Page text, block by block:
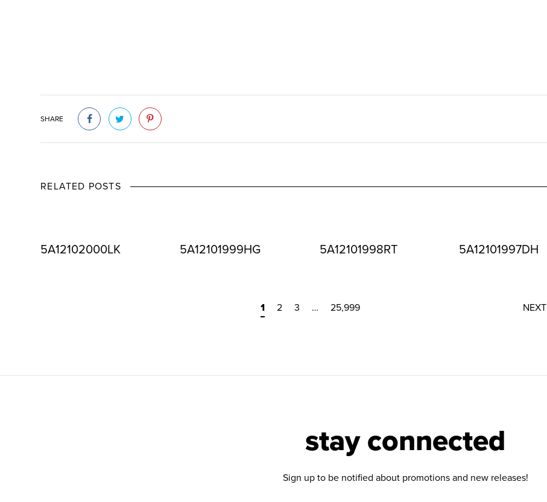
SHARE
RELATED POSTS
5A12102000LK 5A12101999HG 5A12101998RT 5A12101997DH
1 2 3 … 25,999 NEXT
stay connected
Sign up to be notified about promotions and new releases!